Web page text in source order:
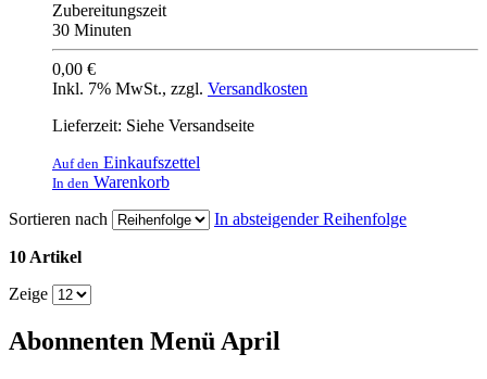
Zubereitungszeit
30 Minuten
0,00 €
Inkl. 7% MwSt., zzgl. Versandkosten
Lieferzeit: Siehe Versandseite
Auf den Einkaufszettel
In den Warenkorb
Sortieren nach
In absteigender Reihenfolge
10 Artikel
Zeige
Abonnenten Menü April